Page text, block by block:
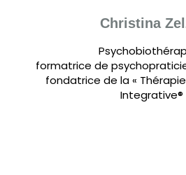
Christina
formatrice de
fondatrice de la «
Integrative®